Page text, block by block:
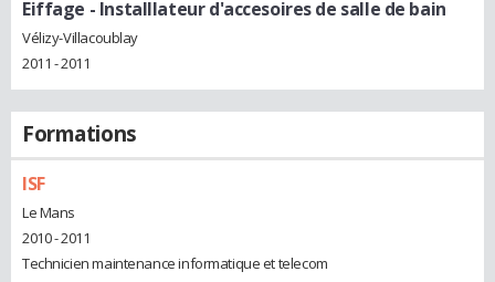
Eiffage - Installlateur d'accesoires de salle de bain
Vélizy-Villacoublay
2011 - 2011
Formations
ISF
Le Mans
2010 - 2011
Technicien maintenance informatique et telecom